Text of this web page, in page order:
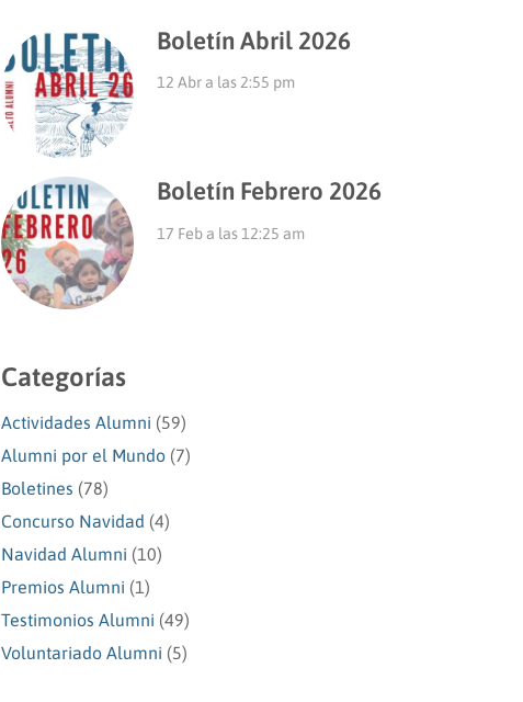
Boletín Abril 2026
12 Abr a las 2:55 pm
Boletín Febrero 2026
17 Feb a las 12:25 am
Categorías
Actividades Alumni (59)
Alumni por el Mundo (7)
Boletines (78)
Concurso Navidad (4)
Navidad Alumni (10)
Premios Alumni (1)
Testimonios Alumni (49)
Voluntariado Alumni (5)